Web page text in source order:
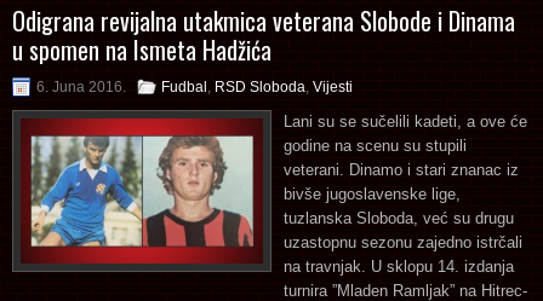
Odigrana revijalna utakmica veterana Slobode i Dinama
u spomen na Ismeta Hadžića
6. Juna 2016. Fudbal RSD Sloboda Vijesti
Lani su se sučelili kadeti, a ove će
godine na scenu su stupili
veterani. Dinamo i stari znanac iz
bivše jugoslavenske lige,
tuzlanska Sloboda, već su drugu
uzastopnu sezonu zajedno istrčali
na travnjak. U sklopu 14. izdanja
turnira ”Mladen Ramljak” na Hitrec-